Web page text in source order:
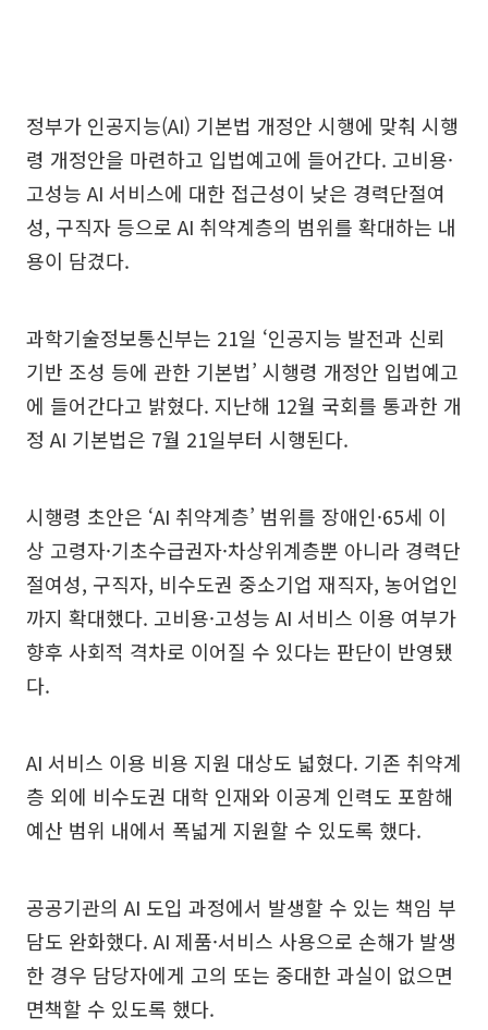
정부가 인공지능(AI) 기본법 개정안 시행에 맞춰 시행
령 개정안을 마련하고 입법예고에 들어간다. 고비용·
고성능 AI 서비스에 대한 접근성이 낮은 경력단절여
성, 구직자 등으로 AI 취약계층의 범위를 확대하는 내
용이 담겼다.
과학기술정보통신부는 21일 ‘인공지능 발전과 신뢰
기반 조성 등에 관한 기본법’ 시행령 개정안 입법예고
에 들어간다고 밝혔다. 지난해 12월 국회를 통과한 개
정 AI 기본법은 7월 21일부터 시행된다.
시행령 초안은 ‘AI 취약계층’ 범위를 장애인·65세 이
상 고령자·기초수급권자·차상위계층뿐 아니라 경력단
절여성, 구직자, 비수도권 중소기업 재직자, 농어업인
까지 확대했다. 고비용·고성능 AI 서비스 이용 여부가
향후 사회적 격차로 이어질 수 있다는 판단이 반영됐
다.
AI 서비스 이용 비용 지원 대상도 넓혔다. 기존 취약계
층 외에 비수도권 대학 인재와 이공계 인력도 포함해
예산 범위 내에서 폭넓게 지원할 수 있도록 했다.
공공기관의 AI 도입 과정에서 발생할 수 있는 책임 부
담도 완화했다. AI 제품·서비스 사용으로 손해가 발생
한 경우 담당자에게 고의 또는 중대한 과실이 없으면
면책할 수 있도록 했다.